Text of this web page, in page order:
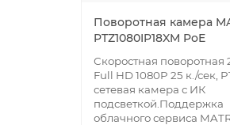
Поворотная камера
PTZ1080IP18XM PoE
Скоростная поворотная
Full HD 1080P 25 к./сек,
сетевая камера с ИК
подсветкой.Поддержка
облачного сервиса